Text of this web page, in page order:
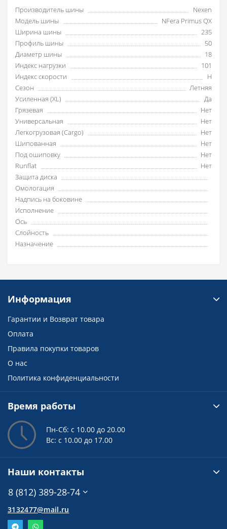
Производитель шины
Nexen
Модель шины
NFera Primus QX
Ширина шины
235
Профиль шины
50
Диаметр шины
18
Индекс нагрузки
101
Индекс скорости
H
Сезон
Летняя
Усиленная (XL)
Да
Грязевая
Нет
Универсальная
Нет
Легкогрузовая (Cargo)
Нет
Шипованная
Нет
Под ошиповку
Нет
Runflat
Нет
Защита диска
Омологация
Надпись на боковине
Исполнение
Ось
Слойность
Назначение
Информация
Гарантии и Возврат товара
Оплата
Правила покупки товаров
О нас
Политика конфиденциальности
Время работы
Пн-Сб: с 10.00 до 20.00
Вс: с 10.00 до 17.00
Наши контакты
8 (812) 389-28-74
3132477@mail.ru